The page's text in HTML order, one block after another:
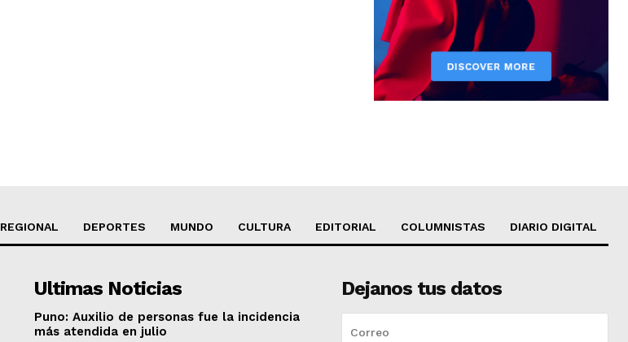
REGIONAL DEPORTES MUNDO CULTURA EDITORIAL COLUMNISTAS DIARIO DIGITAL
Ultimas Noticias
Puno: Auxilio de personas fue la incidencia
más atendida en julio
Dejanos tus datos